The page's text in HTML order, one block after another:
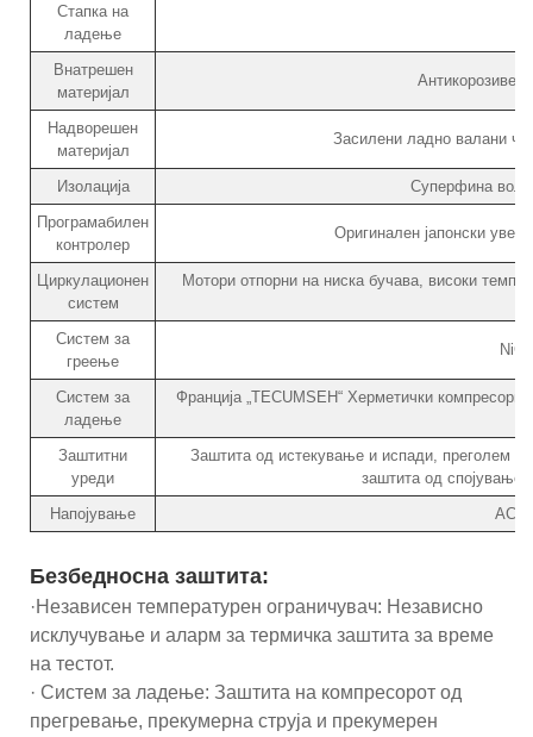
Стапка на
ладење
Внатрешен
материјал
Антикорозивен
Надворешен
материјал
Засилени ладно валани
Изолација
Суперфина
Програмабилен
контролер
Оригинален јапонски
Циркулационен
систем
Мотори отпорни на ниска бучава, високи
Систем за
греење
Систем за
ладење
Франција „TECUMSEH“ Херметички
Заштитни
уреди
Заштита од истекување и испади, преголем
заштита од спојување
Напојување
Безбедносна заштита:
·Независен температурен ограничувач: Независно
исклучување и аларм за термичка заштита за време
на тестот.
· Систем за ладење: Заштита на компресорот од
прегревање, прекумерна струја и прекумерен